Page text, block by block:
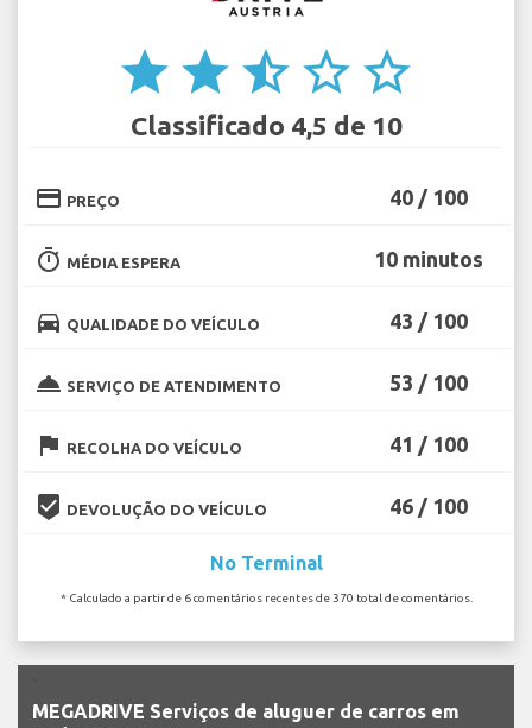
star star star_half star_border star_border
Classificado 4,5 de 10
credit_card PREÇO 40 / 100
timer MÉDIA ESPERA 10 minutos
directions_car QUALIDADE DO VEÍCULO 43 / 100
room_service SERVIÇO DE ATENDIMENTO 53 / 100
flag RECOLHA DO VEÍCULO 41 / 100
beenhere DEVOLUÇÃO DO VEÍCULO 46 / 100
No Terminal
* Calculado a partir de 6 comentários recentes de 370 total de comentários.
MEGADRIVE Serviços de aluguer de carros em